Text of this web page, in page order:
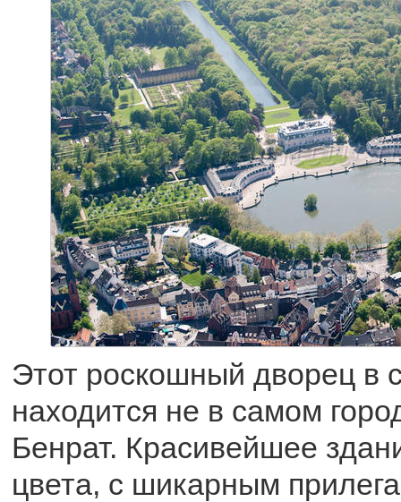
Этот роскошный дворец в
находится не в самом
Бенрат. Красивейшее
цвета, с шикарным